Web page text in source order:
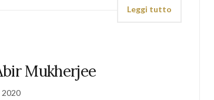
Leggi tutto
Mukherjee